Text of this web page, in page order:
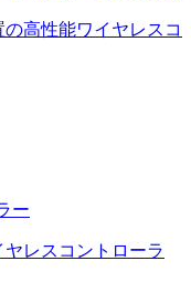
高性能ワイヤレスコ
ー
レスコントローラ